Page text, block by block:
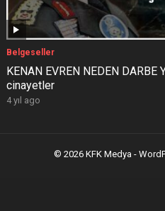
Belgeseller
KENAN EVREN NEDEN DARBE
cinayetler
4 yıl ago
© 2026 KFK Medya -